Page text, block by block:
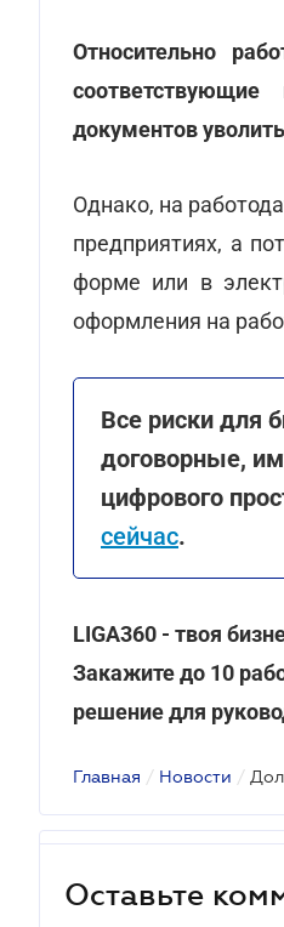
Относительно
документов
Однако, на
предприятиях, а
форме или в
оформления на
Все риски для
договорные,
цифрового
сейчас.
LIGA360 - твоя
Закажите до 10
решение для
Главная / Новости /
Оставьте